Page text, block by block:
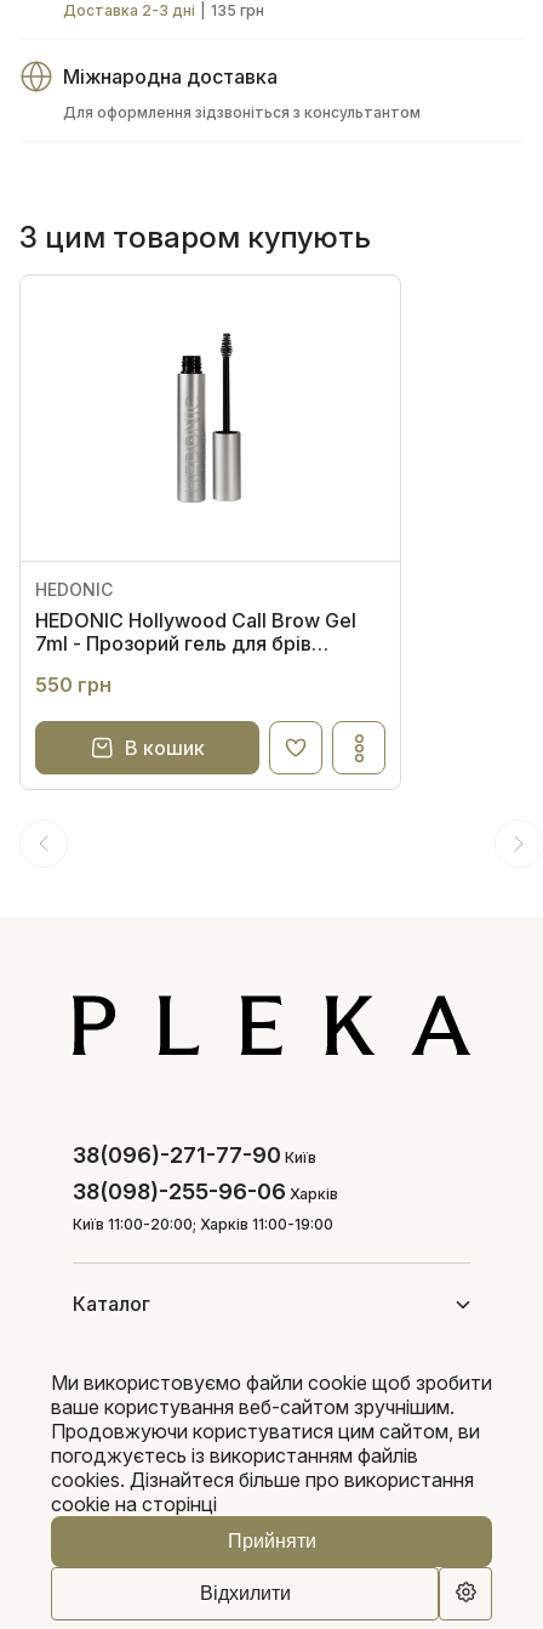
0
Доставка 2-3 дні 135 грн
Міжнародна доставка
Для оформлення зідзвоніться з консультантом
З цим товаром купують
HEDONIC
HEDONIC Hollywood Call Brow Gel
7ml - Прозорий гель для брів
550 грн
В кошик
38(096)-271-77-90 Київ
38(098)-255-96-06 Харків
Київ 11:00-20:00; Харків 11:00-19:00
Каталог
Покупцям
Pleka 2016-2026
Ми використовуємо файли cookie щоб зробити
ваше користування веб-сайтом зручнішим.
Продовжуючи користуватися цим сайтом, ви
погоджуєтесь із використанням файлів
cookies. Дізнайтеся більше про використання
cookie на сторінці
Прийняти
Відхилити